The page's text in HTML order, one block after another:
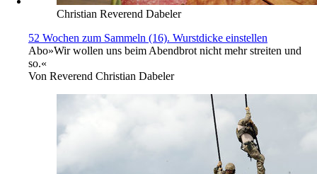
Christian Reverend Dabeler
52 Wochen zum Sammeln (16). Wurstdicke einstellen
Abo»Wir wollen uns beim Abendbrot nicht mehr streiten und
so.«
Von Reverend Christian Dabeler